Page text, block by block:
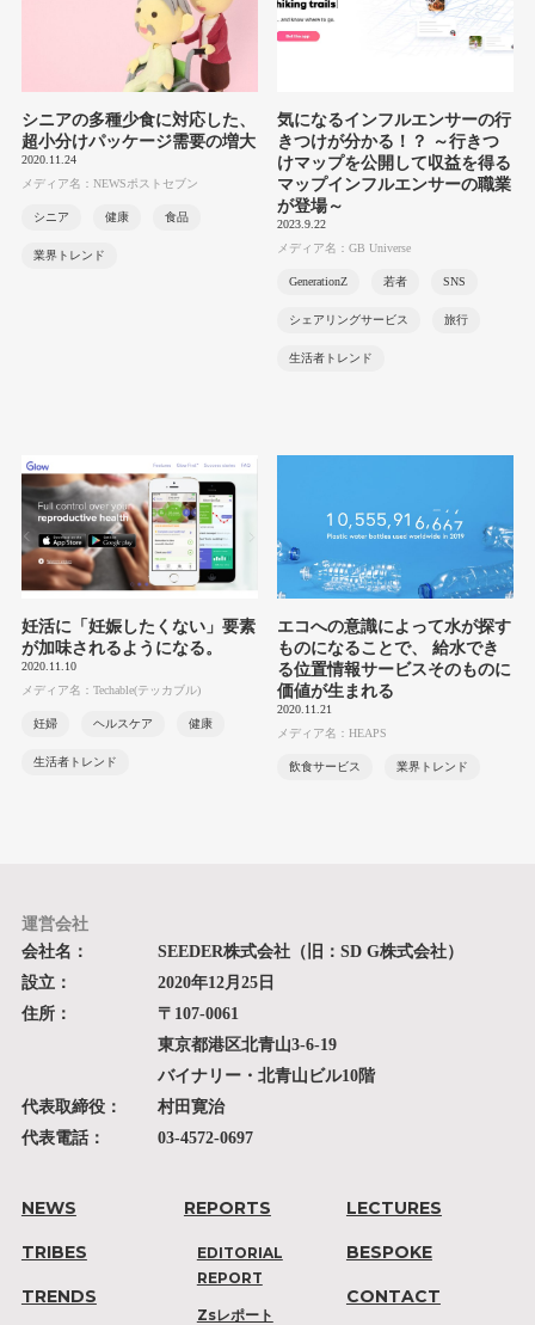
シニアの多種少食に対応した、
超小分けパッケージ需要の増大
2020.11.24
メディア名：NEWSポストセブン
シニア 健康 食品
業界トレンド
気になるインフルエンサーの行
きつけが分かる！？ ～行きつ
けマップを公開して収益を得る
マップインフルエンサーの職業
が登場～
2023.9.22
メディア名：GB Universe
GenerationZ 若者 SNS
シェアリングサービス 旅行
生活者トレンド
妊活に「妊娠したくない」要素
が加味されるようになる。
2020.11.10
メディア名：Techable(テッカブル)
妊婦 ヘルスケア 健康
生活者トレンド
エコへの意識によって水が探す
ものになることで、 給水でき
る位置情報サービスそのものに
価値が生まれる
2020.11.21
メディア名：HEAPS
飲食サービス 業界トレンド
運営会社
会社名：
SEEDER株式会社（旧：SD G株式会社）
設立：
2020年12月25日
住所：
〒107-0061
東京都港区北青山3-6-19
バイナリー・北青山ビル10階
代表取締役：
村田寛治
代表電話：
03-4572-0697
NEWS
TRIBES
TRENDS
REPORTS
EDITORIAL
REPORT
Zsレポート
LECTURES
BESPOKE
CONTACT